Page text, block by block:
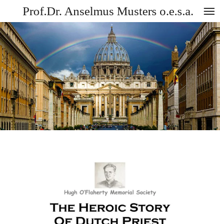
direct
naar
de
hoofdinhoud
Prof.Dr. Anselmus Musters o.e.s.a.